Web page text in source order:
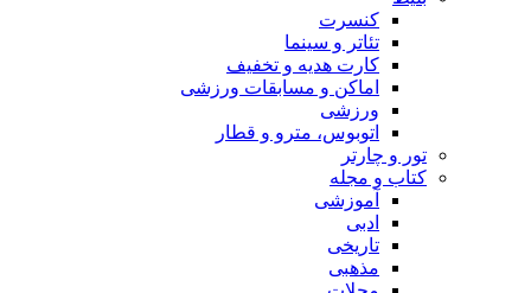
کنسرت
تئاتر و سینما
کارت هدیه و تخفیف
اماکن و مسابقات ورزشی
ورزشی
اتوبوس، مترو و قطار
تور و چارتر
کتاب و مجله
آموزشی
ادبی
تاریخی
مذهبی